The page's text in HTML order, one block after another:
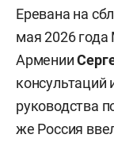
Еревана на
мая 2026
Армении
консультаций
руководства
же Россия